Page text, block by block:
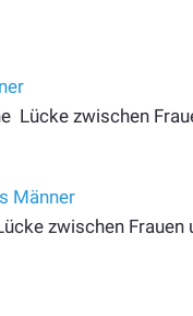
zwischen
Männer
zwischen Frauen